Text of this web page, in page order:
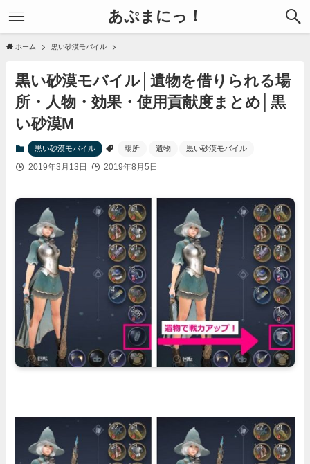
あぷまにっ！
ホーム 黒い砂漠モバイル
黒い砂漠モバイル│遺物を借りられる場
所・人物・効果・使用貢献度まとめ│黒
い砂漠M
黒い砂漠モバイル 場所 遺物 黒い砂漠モバイル
2019年3月13日 2019年8月5日